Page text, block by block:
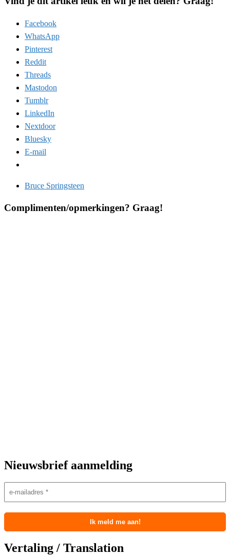
Facebook
WhatsApp
Pinterest
Reddit
Threads
Mastodon
Tumblr
LinkedIn
Nextdoor
Bluesky
E-mail
Bruce Springsteen
Complimenten/opmerkingen? Graag!
Nieuwsbrief aanmelding
Vertaling / Translation